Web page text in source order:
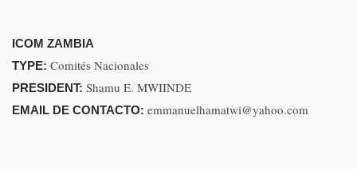
ICOM ZAMBIA
TYPE: Comités Nacionales
PRESIDENT: Shamu E. MWIINDE
EMAIL DE CONTACTO: emmanuelhamatwi@yahoo.com